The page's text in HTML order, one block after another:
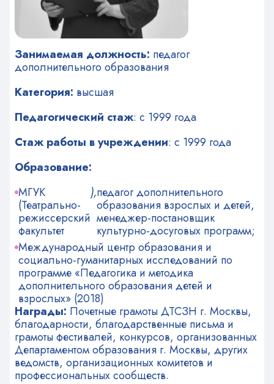
Занимаемая должность: педагог
дополнительного образования
Категория: высшая
Педагогический стаж: с 1999 года
Стаж работы в учреждении: с 1999 года
Образование:
МГУК
(Театрально-
режиссерский
факультет
),педагог дополнительного
образования взрослых и детей,
менеджер-постановщик
культурно-досуговых программ;
Международный центр образования и
социально-гуманитарных исследований по
программе «Педагогика и методика
дополнительного образования детей и
взрослых» (2018)
Награды: Почетные грамоты ДТСЗН г. Москвы,
благодарности, благодарственные письма и
грамоты фестивалей, конкурсов, организованных
Департаментом образования г. Москвы, других
ведомств, организационных комитетов и
профессиональных сообществ.